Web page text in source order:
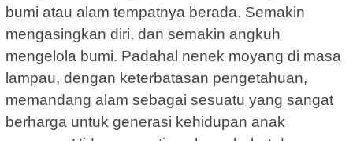
bumi atau alam tempatnya berada. Semakin
mengasingkan diri, dan semakin angkuh
mengelola bumi. Padahal nenek moyang di masa
lampau, dengan keterbatasan pengetahuan,
memandang alam sebagai sesuatu yang sangat
berharga untuk generasi kehidupan anak